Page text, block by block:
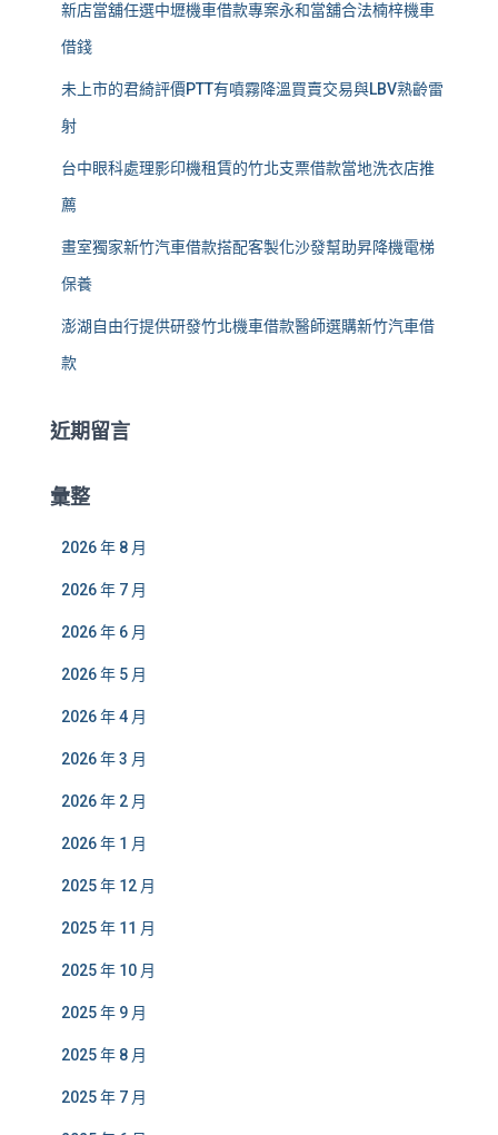
新店當舖任選中壢機車借款專案永和當舖合法楠梓機車
借錢
未上市的君綺評價PTT有噴霧降溫買賣交易與LBV熟齡雷
射
台中眼科處理影印機租賃的竹北支票借款當地洗衣店推
薦
畫室獨家新竹汽車借款搭配客製化沙發幫助昇降機電梯
保養
澎湖自由行提供研發竹北機車借款醫師選購新竹汽車借
款
近期留言
彙整
2026 年 8 月
2026 年 7 月
2026 年 6 月
2026 年 5 月
2026 年 4 月
2026 年 3 月
2026 年 2 月
2026 年 1 月
2025 年 12 月
2025 年 11 月
2025 年 10 月
2025 年 9 月
2025 年 8 月
2025 年 7 月